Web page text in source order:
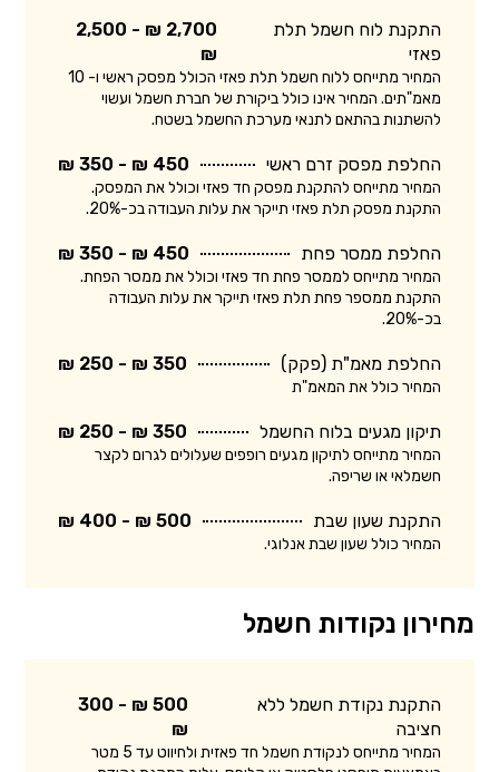
התקנת לוח חשמל תלת
פאזי
2,700 ₪ - 2,500
₪
המחיר מתייחס ללוח חשמל תלת פאזי הכולל מפסק ראשי ו- 10
מאמ"תים. המחיר אינו כולל ביקורת של חברת חשמל ועשוי
להשתנות בהתאם לתנאי מערכת החשמל בשטח.
החלפת מפסק זרם ראשי 450 ₪ - 350 ₪
המחיר מתייחס להתקנת מפסק חד פאזי וכולל את המפסק.
התקנת מפסק תלת פאזי תייקר את עלות העבודה בכ-20%.
החלפת ממסר פחת 450 ₪ - 350 ₪
המחיר מתייחס לממסר פחת חד פאזי וכולל את ממסר הפחת.
התקנת ממספר פחת תלת פאזי תייקר את עלות העבודה
בכ-20%.
החלפת מאמ"ת (פקק) 350 ₪ - 250 ₪
המחיר כולל את המאמ"ת
תיקון מגעים בלוח החשמל 350 ₪ - 250 ₪
המחיר מתייחס לתיקון מגעים רופפים שעלולים לגרום לקצר
חשמלאי או שריפה.
התקנת שעון שבת 500 ₪ - 400 ₪
המחיר כולל שעון שבת אנלוגי.
מחירון נקודות חשמל
התקנת נקודת חשמל ללא
חציבה
500 ₪ - 300
₪
המחיר מתייחס לנקודת חשמל חד פאזית ולחיווט עד 5 מטר